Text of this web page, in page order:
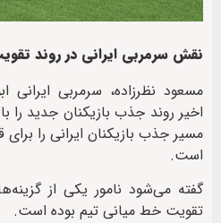
نقش سرمربی ایرانی در روند
مسعود نظرزاده، سرمربی
اخیر روند جذب بازیکنان جدید را
مسیر جذب بازیکنان ایرانی را برای
است.
گفته می‌شود نامور یکی از
تقویت خط میانی تیم بوده است.